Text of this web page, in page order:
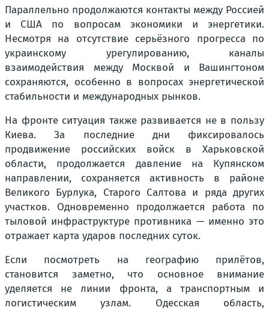
Параллельно продолжаются контакты между Россией
и США по вопросам экономики и энергетики.
Несмотря на отсутствие серьёзного прогресса по
украинскому урегулированию, каналы
взаимодействия между Москвой и Вашингтоном
сохраняются, особенно в вопросах энергетической
стабильности и международных рынков.
На фронте ситуация также развивается не в пользу
Киева. За последние дни фиксировалось
продвижение российских войск в Харьковской
области, продолжается давление на Купянском
направлении, сохраняется активность в районе
Великого Бурлука, Старого Салтова и ряда других
участков. Одновременно продолжается работа по
тыловой инфраструктуре противника — именно это
отражает карта ударов последних суток.
Если посмотреть на географию прилётов,
становится заметно, что основное внимание
уделяется не линии фронта, а транспортным и
логистическим узлам. Одесская область,